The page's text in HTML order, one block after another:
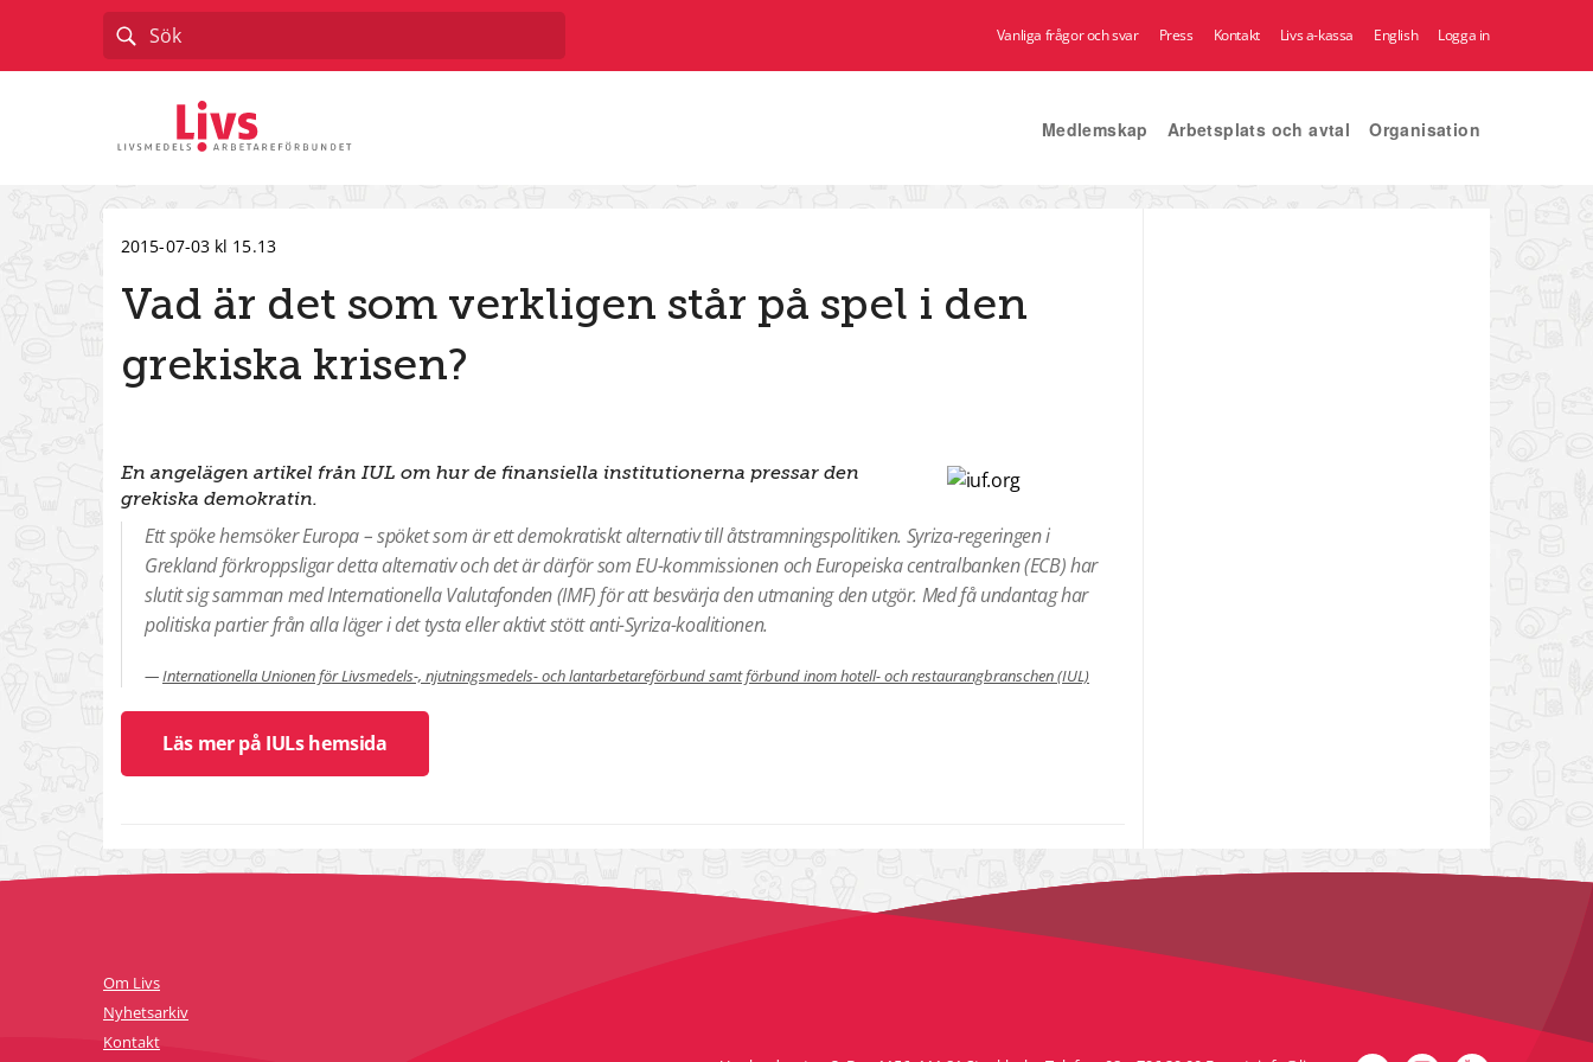
Vanliga frågor och svar Press Kontakt Livs a-kassa English Logga in
Medlemskap Arbetsplats och avtal Organisation
2015-07-03 kl 15.13
Vad är det som verkligen står på spel i den
grekiska krisen?
En angelägen artikel från IUL om hur de finansiella institutionerna pressar den
grekiska demokratin.
Ett spöke hemsöker Europa – spöket som är ett demokratiskt alternativ till åtstramningspolitiken. Syriza-regeringen i
Grekland förkroppsligar detta alternativ och det är därför som EU-kommissionen och Europeiska centralbanken (ECB) har
slutit sig samman med Internationella Valutafonden (IMF) för att besvärja den utmaning den utgör. Med få undantag har
politiska partier från alla läger i det tysta eller aktivt stött anti-Syriza-koalitionen.
Internationella Unionen för Livsmedels-, njutningsmedels- och lantarbetareförbund samt förbund inom hotell- och restaurangbranschen (IUL)
Läs mer på IULs hemsida
Om Livs
Nyhetsarkiv
Kontakt